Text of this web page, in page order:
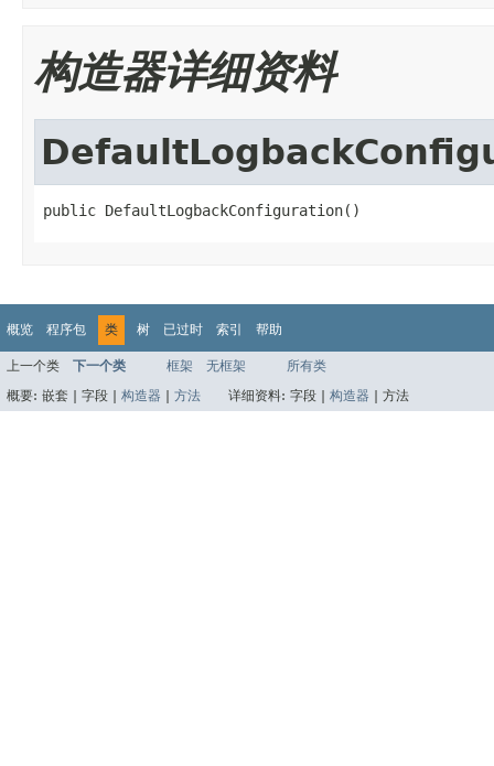
构造器详细资料
public DefaultLogbackConfiguration()
概览 程序包 类 树 已过时 索引 帮助
上一个类 下一个类 框架 无框架
所有类
概要: 嵌套 | 字段 | 构造器 方法 详细资料: 字段 | 构造器 方法